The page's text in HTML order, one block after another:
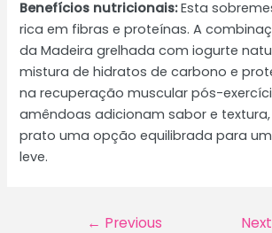
Benefícios nutricionais:Esta
rica em fibras e proteínas. A
da Madeira grelhada com iogurte
mistura de hidratos de carbono e
na recuperação muscular pós-
amêndoas adicionam sabor e
prato uma opção equilibrada para
leve.
← Previous